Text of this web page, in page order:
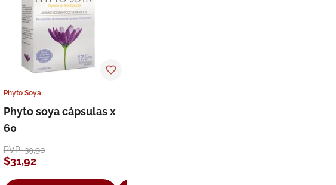
Phyto Soya
Phyto soya cápsulas x
60
PVP:39,90
$31,92